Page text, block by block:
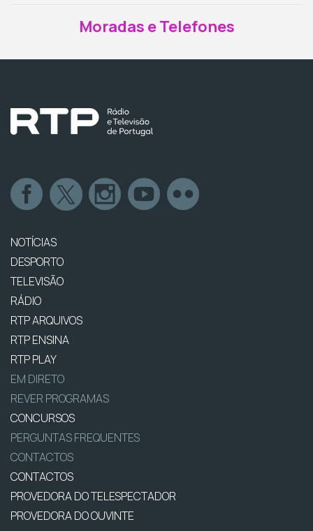
Moradas e Telefones
NOTÍCIAS
DESPORTO
TELEVISÃO
RÁDIO
RTP ARQUIVOS
RTP ENSINA
RTP PLAY
EM DIRETO
REVER PROGRAMAS
CONCURSOS
PERGUNTAS FREQUENTES
CONTACTOS
CONTACTOS
PROVEDORA DO TELESPECTADOR
PROVEDORA DO OUVINTE